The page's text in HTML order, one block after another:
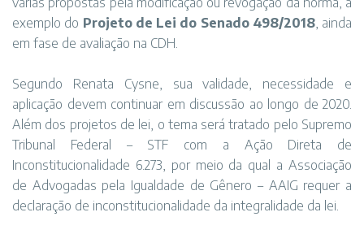
exemplo do Projeto de Lei do Senado 498/2018, ainda
em fase de avaliação na CDH.
Segundo Renata Cysne, sua validade, necessidade e
aplicação devem continuar em discussão ao longo de 2020.
Além dos projetos de lei, o tema será tratado pelo Supremo
Tribunal Federal – STF com a Ação Direta de
Inconstitucionalidade 6.273, por meio da qual a Associação
de Advogadas pela Igualdade de Gênero – AAIG requer a
declaração de inconstitucionalidade da integralidade da lei.